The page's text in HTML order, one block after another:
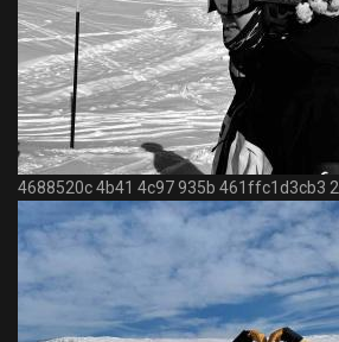
4688520c 4b41 4c97 935b 461ffc1d3cb3 2